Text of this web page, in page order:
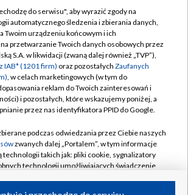
TVP
Abonament TVP
Sklep TVP
Biuro Reklamy
Oferta Handlowa
Emisja w TVP
Rada Programowa
Ogłoszenia przetargowe
Regulamin TVP
Polityka prywatności
Moje zgody
Biuro reklamy
Kanały
Polska Spółka Akcyjna w likwidacji
do serwisu", aby wyrazić zgody na
automatycznego śledzenia i zbierania danych,
Twoim urządzeniu końcowym i ich
przetwarzanie Twoich danych osobowych przez
S.A. w likwidacji (zwaną dalej również „TVP”),
IAB* (1201 firm) oraz pozostałych Zaufanych
, w celach marketingowych (w tym do
reklam do Twoich zainteresowań i
i pozostałych, które wskazujemy poniżej, a
przez nas identyfikatora PPID do Google.
podczas odwiedzania przez Ciebie naszych
zwanych dalej „Portalem”, w tym informacje
technologii takich jak: pliki cookie, sygnalizatory
technologii umożliwiających świadczenie